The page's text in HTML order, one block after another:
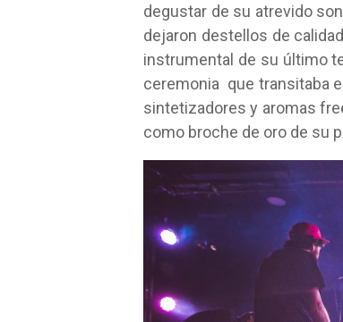
degustar de su atrevido
dejaron destellos de
instrumental de su último
ceremonia que transitaba
sintetizadores y aromas
como broche de oro de su